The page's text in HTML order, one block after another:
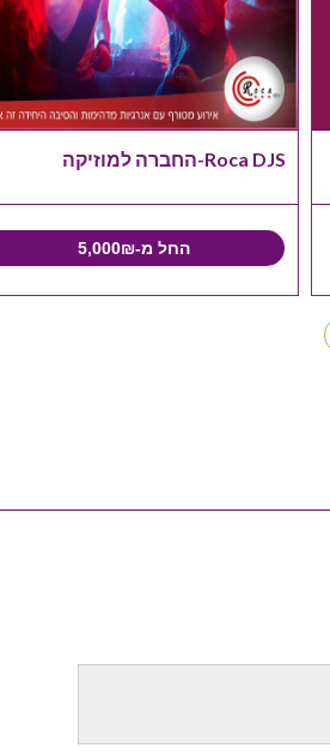
Roca DJS-החברה למוזיקה
החל מ-5,000₪